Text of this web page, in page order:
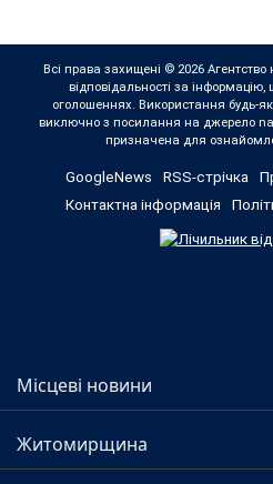
Всі права захищені © 2026
відповідальності за
оголошеннях. Використання будь-
виключно з посилання на джерело
призначена для
GoogleNews RSS-стрічка
Контактна інформація
Місцеві новини
Житомирщина